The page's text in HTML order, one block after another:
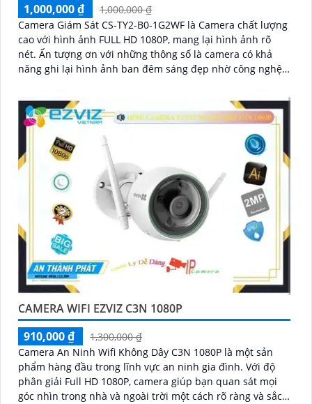
1,000,000 ₫
1,000,000 ₫
Camera Giám Sát CS-TY2-B0-1G2WF là Camera chất lượng
cao với hình ảnh FULL HD 1080P, mang lại hình ảnh rõ
nét. Ấn tượng ơn với những thông số là camera có khả
năng ghi lại hình ảnh ban đêm sáng đẹp nhờ công nghệ
CAMERA WIFI EZVIZ C3N 1080P
910,000 ₫
1,300,000 ₫
Camera An Ninh Wifi Không Dây C3N 1080P là một sản
phẩm hàng đầu trong lĩnh vực an ninh gia đình. Với độ
phân giải Full HD 1080P, camera giúp bạn quan sát mọi
góc nhìn trong nhà và ngoài trời một cách rõ ràng và sắc